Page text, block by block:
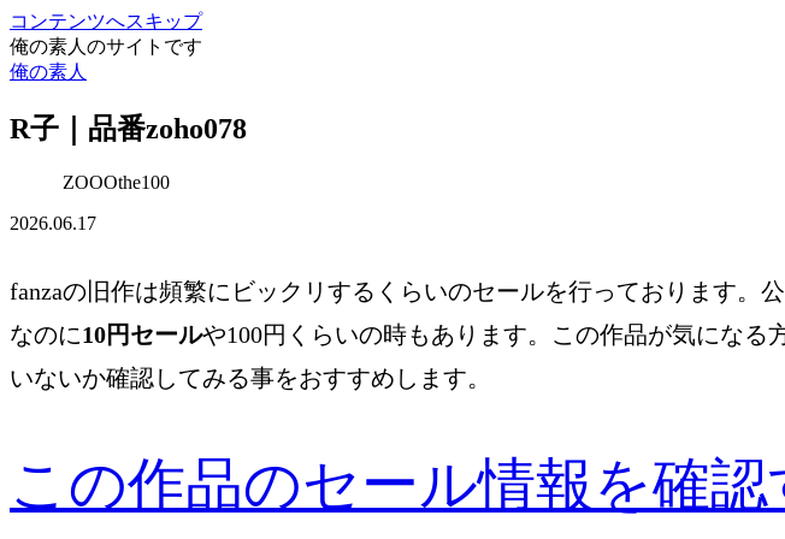
コンテンツへスキップ
俺の素人のサイトです
俺の素人
R子｜品番zoho078
ZOOOthe100
2026.06.17
fanzaの旧作は頻繁にビックリするくらいのセールを行っております。
なのに10円セールや100円くらいの時もあります。この作品が気になる
いないか確認してみる事をおすすめします。
この作品のセール情報を確認